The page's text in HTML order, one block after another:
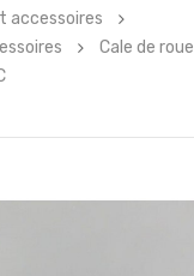
accessoires
Cale de roue